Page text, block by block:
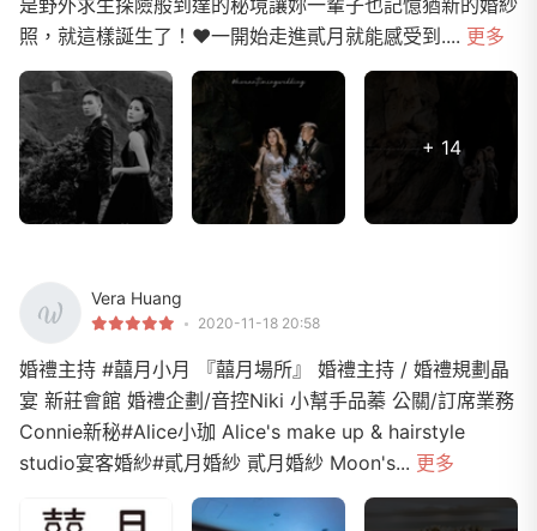
是野外求生探險般到達的秘境讓妳一輩子也記憶猶新的婚紗
照，就這樣誕生了！❤一開始走進貳月就能感受到.... 更多
+ 14
Vera Huang
2020-11-18 20:58
婚禮主持 #囍月小月 『囍月場所』 婚禮主持 / 婚禮規劃晶
宴 新莊會館 婚禮企劃/音控Niki 小幫手品蓁 公關/訂席業務
Connie新秘#Alice小珈 Alice's make up & hairstyle
studio宴客婚紗#貳月婚紗 貳月婚紗 Moon's... 更多